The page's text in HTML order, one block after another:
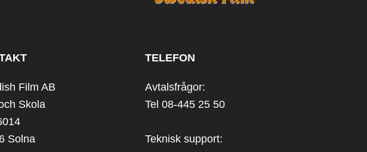
Film AB
Skola
Solna
TELEFON
Avtalsfrågor:
Tel 08-445 25 50
Teknisk support: